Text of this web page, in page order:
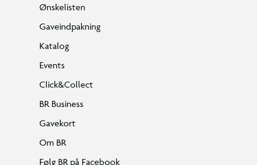
Ønskelisten
Gaveindpakning
Katalog
Events
Click&Collect
BR Business
Gavekort
Om BR
Følg BR på Facebook